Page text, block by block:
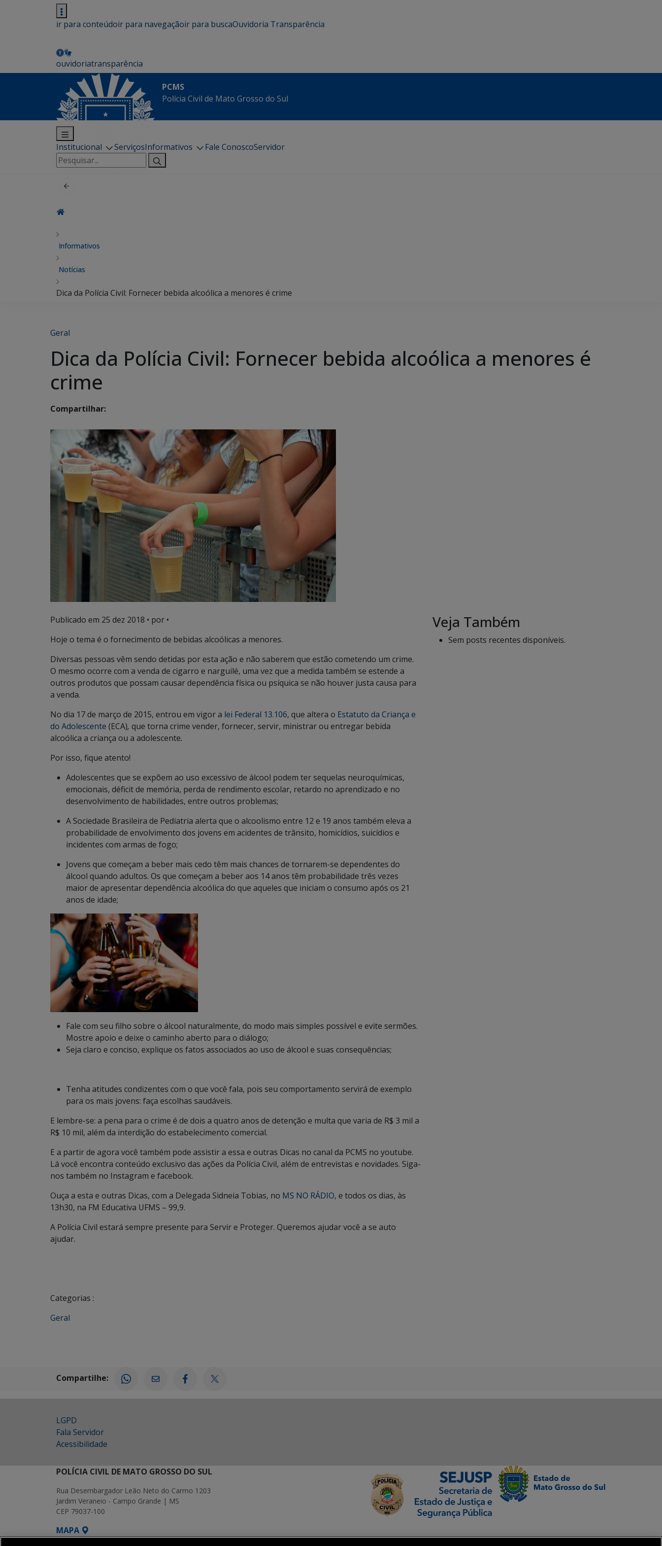
ir para conteúdoir para navegaçãoir para buscaOuvidoria Transparência
ouvidoriatransparência
PCMS
Polícia Civil de Mato Grosso do Sul
Institucional ServiçosInformativos Fale ConoscoServidor
Pesquisar
por:
Informativos
Notícias
Dica da Polícia Civil: Fornecer bebida alcoólica a menores é crime
Geral
Dica da Polícia Civil: Fornecer bebida alcoólica a menores é
crime
Compartilhar:
Publicado em 25 dez 2018 • por •
Hoje o tema é o fornecimento de bebidas alcoólicas a menores.
Diversas pessoas vêm sendo detidas por esta ação e não saberem que estão cometendo um crime.
O mesmo ocorre com a venda de cigarro e narguilé, uma vez que a medida também se estende a
outros produtos que possam causar dependência física ou psíquica se não houver justa causa para
a venda.
No dia 17 de março de 2015, entrou em vigor a lei Federal 13.106, que altera o Estatuto da Criança e
do Adolescente (ECA), que torna crime vender, fornecer, servir, ministrar ou entregar bebida
alcoólica a criança ou a adolescente.
Por isso, fique atento!
Adolescentes que se expõem ao uso excessivo de álcool podem ter sequelas neuroquímicas,
emocionais, déficit de memória, perda de rendimento escolar, retardo no aprendizado e no
desenvolvimento de habilidades, entre outros problemas;
A Sociedade Brasileira de Pediatria alerta que o alcoolismo entre 12 e 19 anos também eleva a
probabilidade de envolvimento dos jovens em acidentes de trânsito, homicídios, suicídios e
incidentes com armas de fogo;
Jovens que começam a beber mais cedo têm mais chances de tornarem-se dependentes do
álcool quando adultos. Os que começam a beber aos 14 anos têm probabilidade três vezes
maior de apresentar dependência alcoólica do que aqueles que iniciam o consumo após os 21
anos de idade;
Fale com seu filho sobre o álcool naturalmente, do modo mais simples possível e evite sermões.
Mostre apoio e deixe o caminho aberto para o diálogo;
Seja claro e conciso, explique os fatos associados ao uso de álcool e suas consequências;
Tenha atitudes condizentes com o que você fala, pois seu comportamento servirá de exemplo
para os mais jovens: faça escolhas saudáveis.
E lembre-se: a pena para o crime é de dois a quatro anos de detenção e multa que varia de R$ 3 mil a
R$ 10 mil, além da interdição do estabelecimento comercial.
E a partir de agora você também pode assistir a essa e outras Dicas no canal da PCMS no youtube.
Lá você encontra conteúdo exclusivo das ações da Polícia Civil, além de entrevistas e novidades. Siga-
nos também no Instagram e facebook.
Ouça a esta e outras Dicas, com a Delegada Sidneia Tobias, no MS NO RÁDIO, e todos os dias, às
13h30, na FM Educativa UFMS – 99,9.
A Polícia Civil estará sempre presente para Servir e Proteger. Queremos ajudar você a se auto
ajudar.
Categorias :
Geral
Veja Também
Sem posts recentes disponíveis.
Compartilhe:
LGPD
Fala Servidor
Acessibilidade
POLÍCIA CIVIL DE MATO GROSSO DO SUL
Rua Desembargador Leão Neto do Carmo 1203
Jardim Veraneio - Campo Grande | MS
CEP 79037-100
MAPA